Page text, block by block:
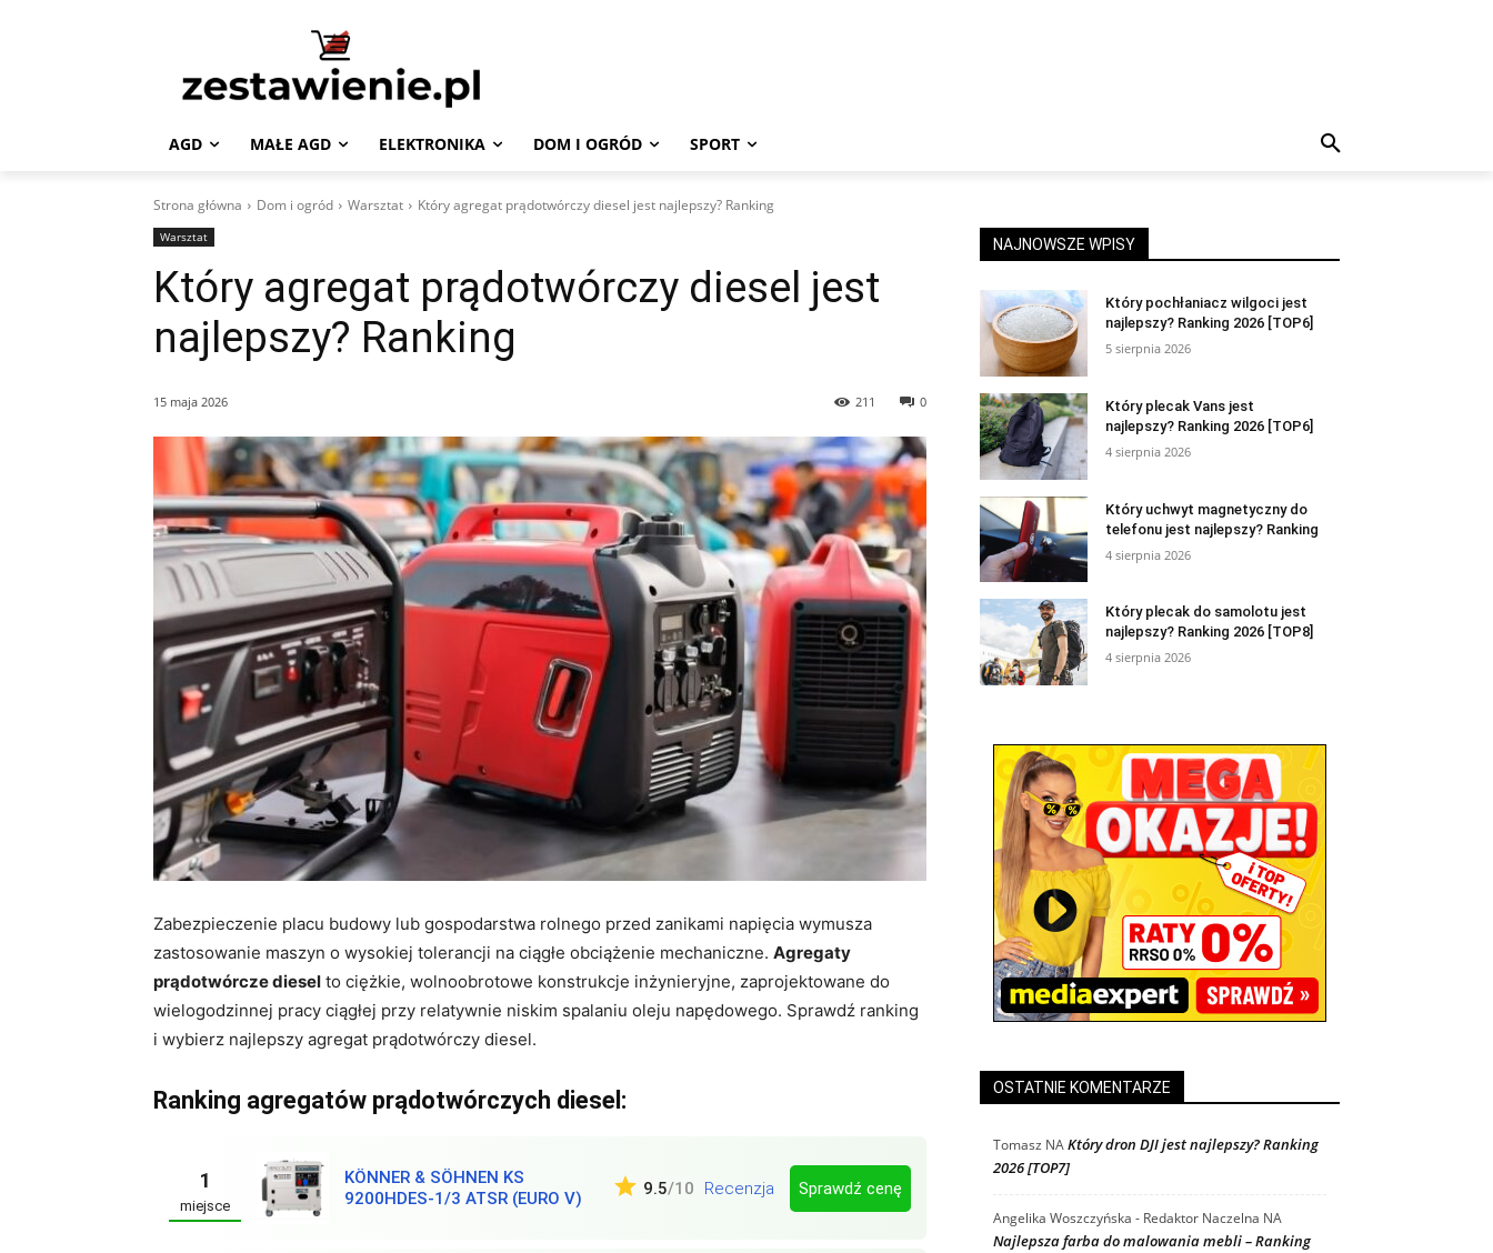
AGD MAŁE AGD ELEKTRONIKA DOM I OGRÓD SPORT
Strona główna Dom i ogród Warsztat Który agregat prądotwórczy diesel jest najlepszy? Ranking
Warsztat
Który agregat prądotwórczy diesel jest
najlepszy? Ranking
15 maja 2026 0
211
Zabezpieczenie placu budowy lub gospodarstwa rolnego przed zanikami napięcia wymusza
zastosowanie maszyn o wysokiej tolerancji na ciągłe obciążenie mechaniczne. Agregaty
prądotwórcze diesel to ciężkie, wolnoobrotowe konstrukcje inżynieryjne, zaprojektowane do
wielogodzinnej pracy ciągłej przy relatywnie niskim spalaniu oleju napędowego. Sprawdź ranking
i wybierz najlepszy agregat prądotwórczy diesel.
Ranking agregatów prądotwórczych diesel:
1
miejsce
KÖNNER & SÖHNEN KS
9200HDES-1/3 ATSR (EURO V)
9.5/10 Recenzja Sprawdź cenę
NAJNOWSZE WPISY
Który pochłaniacz wilgoci jest
najlepszy? Ranking 2026 [TOP6]
5 sierpnia 2026
Który plecak Vans jest
najlepszy? Ranking 2026 [TOP6]
4 sierpnia 2026
Który uchwyt magnetyczny do
telefonu jest najlepszy? Ranking
4 sierpnia 2026
Który plecak do samolotu jest
najlepszy? Ranking 2026 [TOP8]
4 sierpnia 2026
OSTATNIE KOMENTARZE
Tomasz NAKtóry dron DJI jest najlepszy? Ranking
2026 [TOP7]
Angelika Woszczyńska - Redaktor Naczelna NA
Najlepsza farba do malowania mebli – Ranking